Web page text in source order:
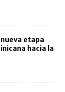
etapa
hacia la